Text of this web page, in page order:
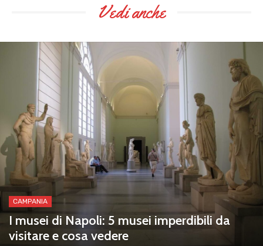
Vedi anche
CAMPANIA
I musei di Napoli: 5 musei imperdibili da
visitare e cosa vedere